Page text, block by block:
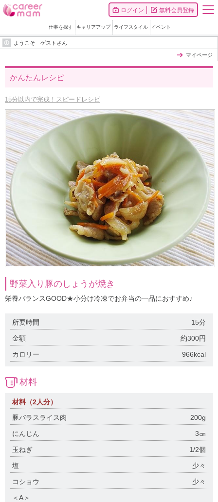
ログイン 無料会員登録
仕事を探す キャリアアップ ライフスタイル イベント
ようこそ ゲストさん
マイページ
かんたんレシピ
15分以内で完成！スピードレシピ
野菜入り豚のしょうが焼き
栄養バランスGOOD★小分け冷凍でお弁当の一品におすすめ♪
所要時間 15分
金額 約300円
カロリー 966kcal
材料
材料（2人分）
豚バラスライス肉
200g
にんじん 3㎝
玉ねぎ 1/2個
塩 少々
コショウ 少々
＜A＞